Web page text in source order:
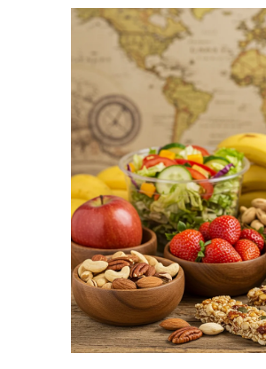
ENTORNO
ALIMENTARIO
SALUDABLE
EN
CASA